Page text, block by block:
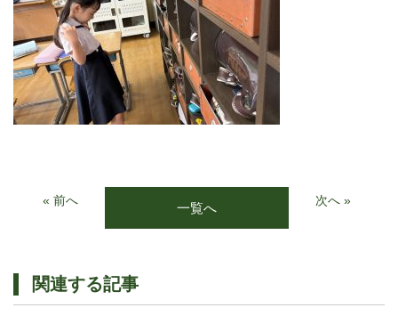
« 前へ 一覧へ 次へ »
関連する記事